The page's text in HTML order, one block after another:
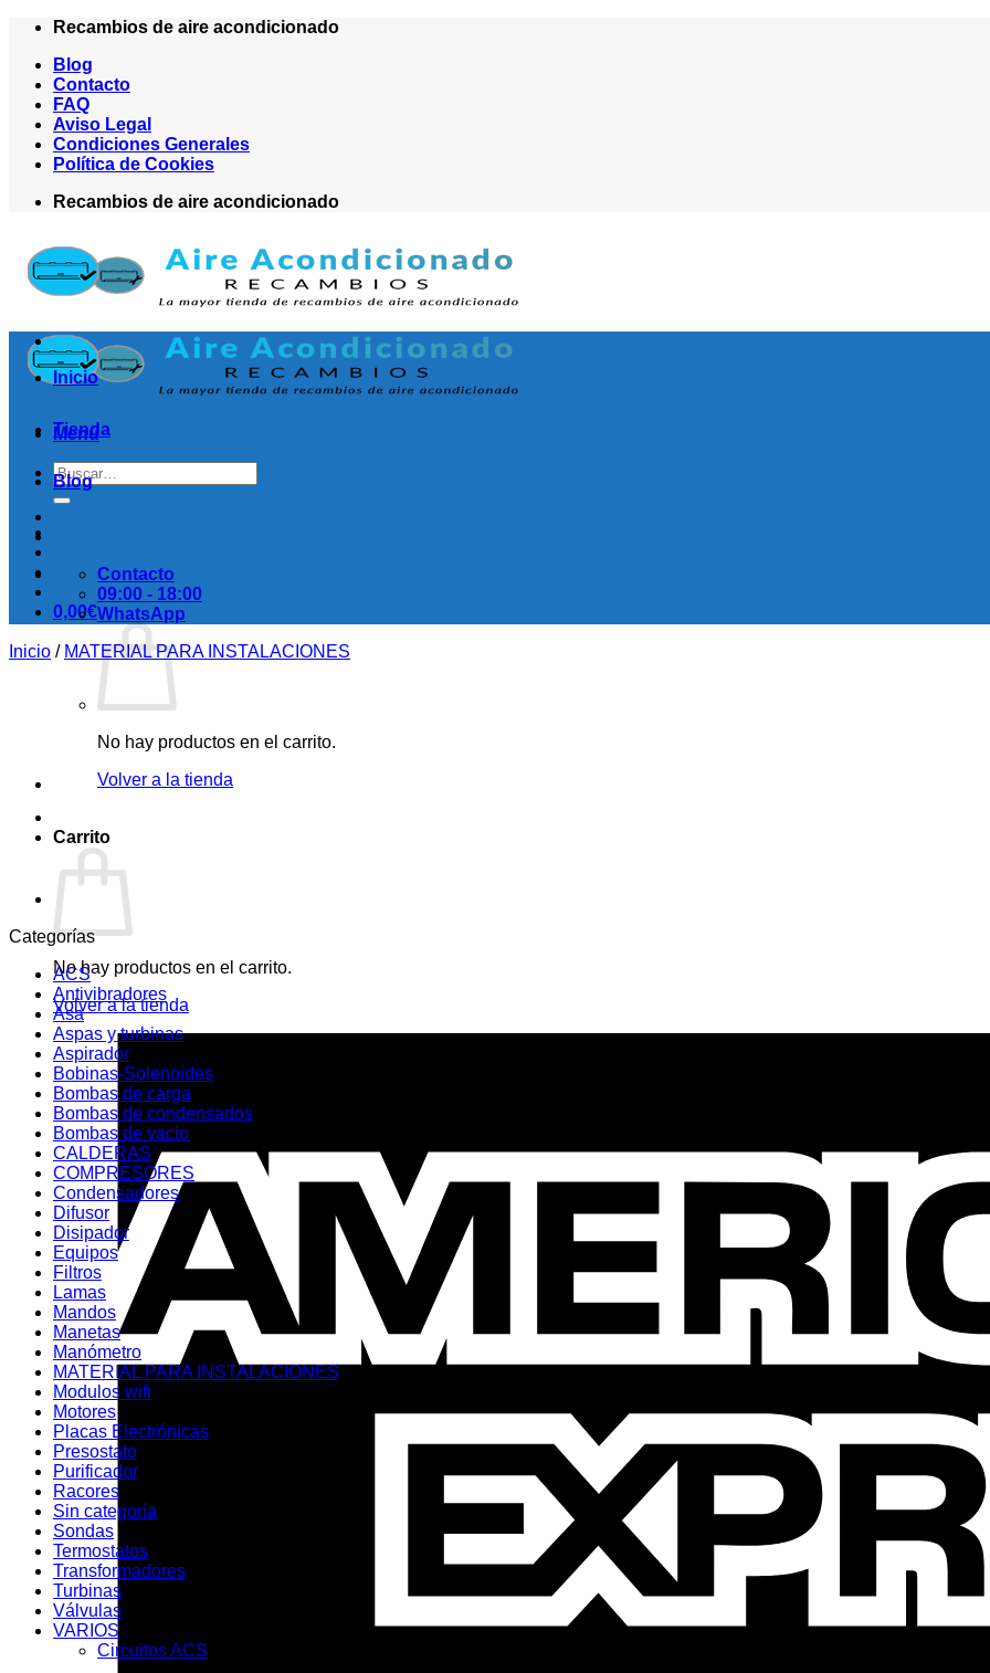
Saltar
contenido
Recambios de aire acondicionado
Blog
Contacto
FAQ
Aviso Legal
Condiciones Generales
Política de Cookies
Recambios de aire acondicionado
Menú
Buscar
por:
0,00€
No hay productos en el carrito.
Volver a la tienda
Carrito
No hay productos en el carrito.
Volver a la tienda
Inicio
Tienda
Blog
Contacto
09:00 - 18:00
WhatsApp
Inicio / MATERIAL PARA INSTALACIONES
Categorías
ACS
Antivibradores
Asa
Aspas y turbinas
Aspirador
Bobinas-Solenoides
Bombas de carga
Bombas de condensados
Bombas de vacío
CALDERAS
COMPRESORES
Condensadores
Difusor
Disipador
Equipos
Filtros
Lamas
Mandos
Manetas
Manómetro
MATERIAL PARA INSTALACIONES
Modulos wifi
Motores
Placas Electrónicas
Presostato
Purificador
Racores
Sin categoría
Sondas
Termostatos
Transformadores
Turbinas
Válvulas
VARIOS
Circuitos ACS